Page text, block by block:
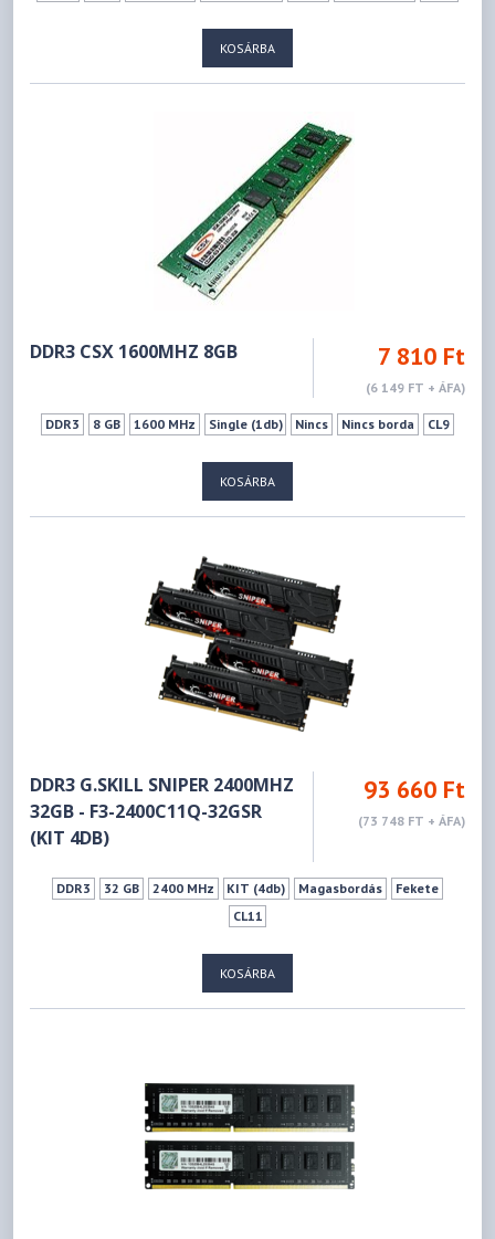
KOSÁRBA
DDR3 CSX 1600MHZ 8GB 7 810 Ft
(6 149 FT + ÁFA)
DDR3 8 GB 1600 MHz Single (1db) Nincs Nincs borda CL9
KOSÁRBA
DDR3 G.SKILL SNIPER 2400MHZ
32GB - F3-2400C11Q-32GSR
(KIT 4DB)
93 660 Ft
(73 748 FT + ÁFA)
DDR3 32 GB 2400 MHz KIT (4db) Magasbordás
Fekete
CL11
KOSÁRBA